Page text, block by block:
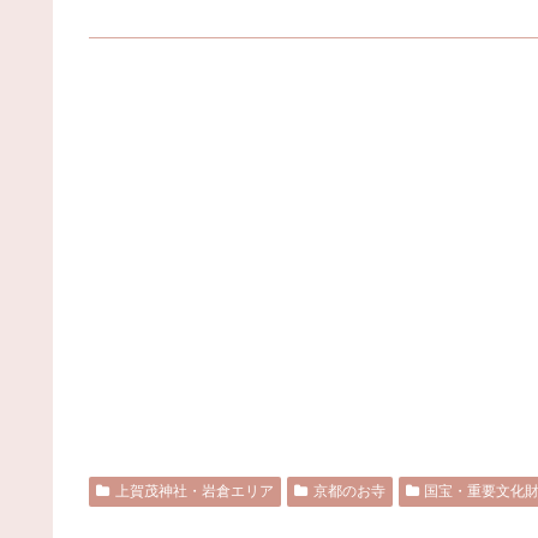
上賀茂神社・岩倉エリア 京都のお寺 国宝・重要文化財